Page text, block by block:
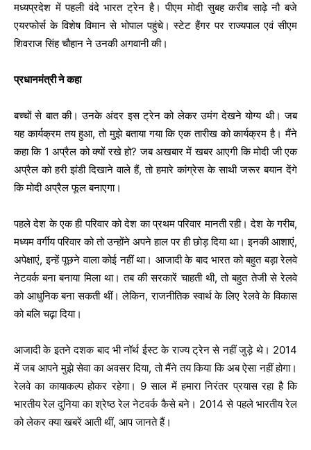
मध्यप्रदेश में पहली वंदे भारत ट्रेन है। पीएम मोदी सुबह करीब साढ़े नौ बजे
एयरफोर्स के विशेष विमान से भोपाल पहुंचे। स्टेट हैंगर पर राज्यपाल एवं सीएम
शिवराज सिंह चौहान ने उनकी अगवानी की।
प्रधानमंत्री ने कहा
बच्चों से बात की। उनके अंदर इस ट्रेन को लेकर उमंग देखने योग्य थी। जब
यह कार्यक्रम तय हुआ, तो मुझे बताया गया कि एक तारीख को कार्यक्रम है। मैंने
कहा कि 1 अप्रैल को क्यों रखे हो? जब अखबार में खबर आएगी कि मोदी जी एक
अप्रैल को हरी झंडी दिखाने वाले हैं, तो हमारे कांग्रेस के साथी जरूर बयान देंगे
कि मोदी अप्रैल फूल बनाएगा।
पहले देश के एक ही परिवार को देश का प्रथम परिवार मानती रही। देश के गरीब,
मध्यम वर्गीय परिवार को तो उन्होंने अपने हाल पर ही छोड़ दिया था। इनकी आशाएं,
अपेक्षाएं, इन्हें पूछने वाला कोई नहीं था। आजादी के बाद भारत को बहुत बड़ा रेलवे
नेटवर्क बना बनाया मिला था। तब की सरकारें चाहती थी, तो बहुत तेजी से रेलवे
को आधुनिक बना सकती थीं। लेकिन, राजनीतिक स्वार्थ के लिए रेलवे के विकास
को बलि चढ़ा दिया।
आजादी के इतने दशक बाद भी नॉर्थ ईस्ट के राज्य ट्रेन से नहीं जुड़े थे। 2014
में जब आपने मुझे सेवा का अवसर दिया, तो मैंने तय किया कि अब ऐसा नहीं होगा।
रेलवे का कायाकल्प होकर रहेगा। 9 साल में हमारा निरंतर प्रयास रहा है कि
भारतीय रेल दुनिया का श्रेष्ठ रेल नेटवर्क कैसे बने। 2014 से पहले भारतीय रेल
को लेकर क्या खबरें आती थीं, आप जानते हैं।